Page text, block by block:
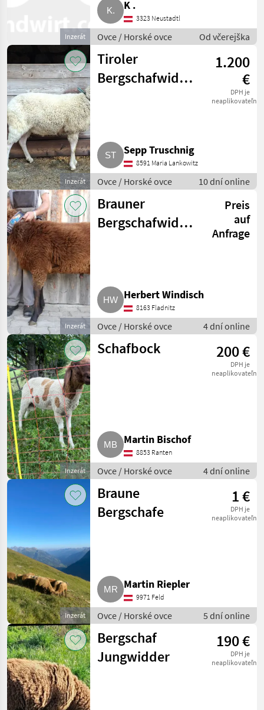
prodejců
Inzerát
K .
3323 Neustadtl
Ovce / Horské ovce Od včerejška
Inzerát
Tiroler
Bergschafwidder
1.200
€
DPH je
neaplikovateľné
Sepp Truschnig
8591 Maria Lankowitz
Ovce / Horské ovce 10 dní online
Inzerát
Brauner
Bergschafwidder
Preis
auf
Anfrage
Herbert Windisch
8163 Fladnitz
Ovce / Horské ovce 4 dní online
Inzerát
Schafbock 200 €
DPH je
neaplikovateľné
Martin Bischof
8853 Ranten
Ovce / Horské ovce 4 dní online
Inzerát
Braune
Bergschafe
1 €
DPH je
neaplikovateľné
Martin Riepler
9971 Feld
Ovce / Horské ovce 5 dní online
Bergschaf
Jungwidder
190 €
DPH je
neaplikovateľné